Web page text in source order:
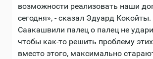
возможности реализовать наши
сегодня», - сказал Эдуард
Саакашвили палец о палец не
чтобы как-то решить проблему
вместо этого, максимально